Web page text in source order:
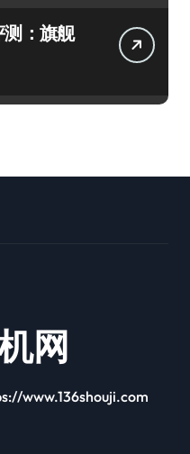
：旗舰
网
www.136shouji.com